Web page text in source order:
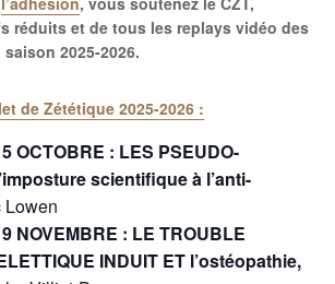
réduits et de tous les replays vidéo des
2025-2026.
de Zététique 2025-2026 :
OCTOBRE : LES PSEUDO-
scientifique à l’anti-
Lowen
NOVEMBRE : LE TROUBLE
INDUIT ET l’ostéopathie,